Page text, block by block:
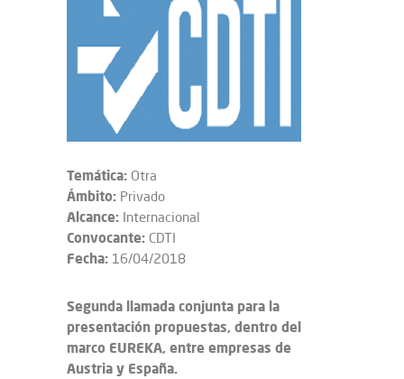
Temática: Otra
Ámbito: Privado
Alcance: Internacional
Convocante: CDTI
Fecha: 16/04/2018
Segunda llamada conjunta para la
presentación propuestas, dentro del
marco EUREKA, entre empresas de
Austria y España.